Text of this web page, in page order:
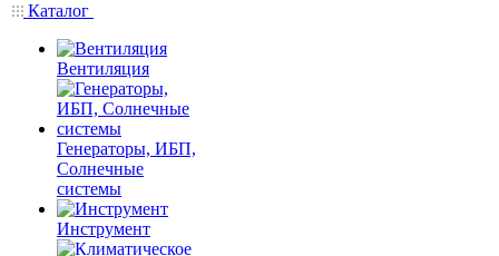
Каталог
Вентиляция
Генераторы, ИБП,
Солнечные
системы
Инструмент